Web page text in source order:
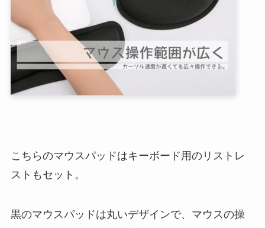
こちらのマウスパッドはキーボード用のリストレ
ストもセット。
黒のマウスパッドは丸いデザインで、マウスの操